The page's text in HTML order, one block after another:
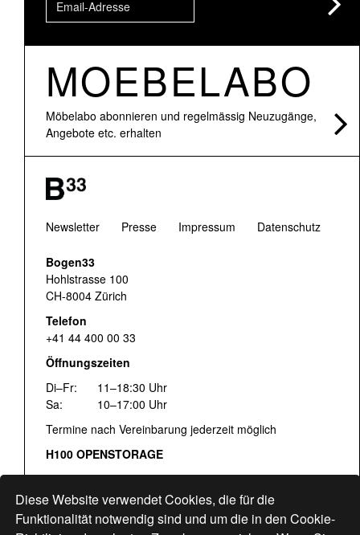
Diese Website verwendet Cookies, die für die
Funktionalität notwendig sind und um die in den Cookie-
MOEBELABO
Möbelabo abonnieren und regelmässig Neuzugänge,
Angebote etc. erhalten
Newsletter Presse Impressum Datenschutz
Bogen33
Hohlstrasse 100
CH-8004 Zürich
Telefon
+41 44 400 00 33
Öffnungszeiten
Di–Fr:
11–18:30 Uhr
Sa:
10–17:00 Uhr
Termine nach Vereinbarung jederzeit möglich
H100 OPENSTORAGE
Fr:
16:00–18:30 Uhr
Sa: 12:00–17:00 Uhr
Hohlstrasse 122